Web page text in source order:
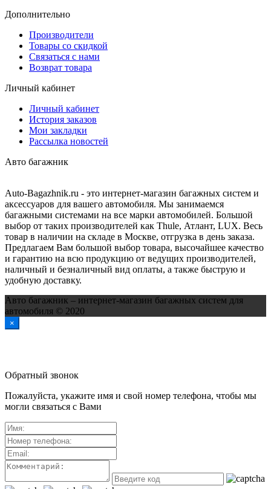
Дополнительно
Производители
Товары со скидкой
Связаться с нами
Возврат товара
Личный кабинет
Личный кабинет
История заказов
Мои закладки
Рассылка новостей
Авто багажник
Auto-Bagazhnik.ru - это интернет-магазин багажных систем и
аксессуаров для вашего автомобиля. Мы занимаемся
багажными системами на все марки автомобилей. Большой
выбор от таких производителей как Thule, Атлант, LUX. Весь
товар в наличии на складе в Москве, отгрузка в день заказа.
Предлагаем Вам большой выбор товара, высочайшее качество
и гарантию на всю продукцию от ведущих производителей,
наличный и безналичный вид оплаты, а также быструю и
удобную доставку.
Авто багажник – интернет-магазин багажных систем для
автомобиля © 2020
×
Обратный звонок
Пожалуйста, укажите имя и свой номер телефона, чтобы мы
могли связаться с Вами